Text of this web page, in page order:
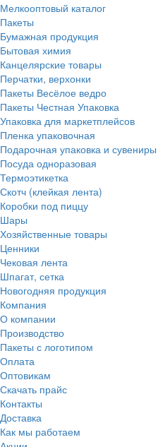
Мелкооптовый каталог
Пакеты
Бумажная продукция
Бытовая химия
Канцелярские товары
Перчатки, верхонки
Пакеты Весёлое ведро
Пакеты Честная Упаковка
Упаковка для маркетплейсов
Пленка упаковочная
Подарочная упаковка и сувениры
Посуда одноразовая
Термоэтикетка
Скотч (клейкая лента)
Коробки под пиццу
Шары
Хозяйственные товары
Ценники
Чековая лента
Шпагат, сетка
Новогодняя продукция
Компания
О компании
Производство
Пакеты с логотипом
Оплата
Оптовикам
Скачать прайс
Контакты
Доставка
Как мы работаем